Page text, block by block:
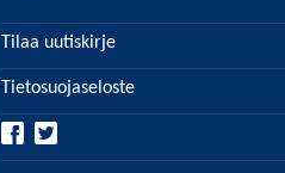
Tilaa uutiskirje
Tietosuojaseloste